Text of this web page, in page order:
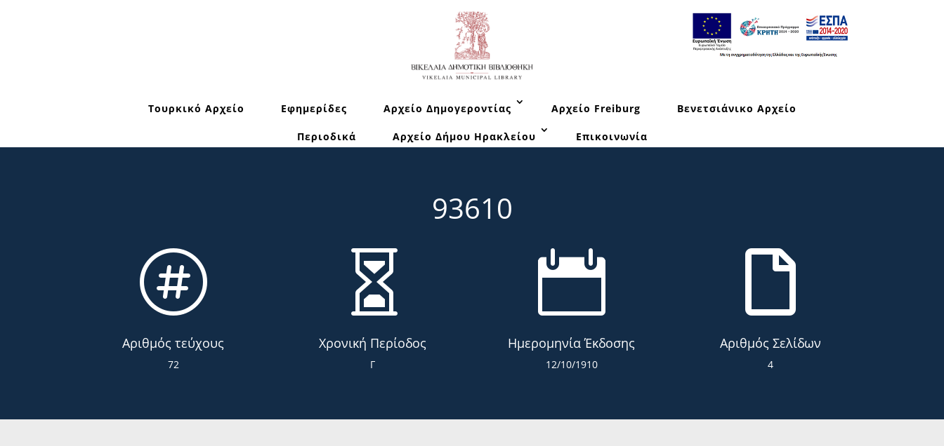
Τουρκικό Αρχείο Εφημερίδες Αρχείο Δημογεροντίας Αρχείο Freiburg Βενετσιάνικο Αρχείο
Περιοδικά Αρχείο Δήμου Ηρακλείου Επικοινωνία
93610

Αριθμός τεύχους
72

Χρονική Περίοδος
Γ

Ημερομηνία Έκδοσης
12/10/1910

Αριθμός Σελίδων
4